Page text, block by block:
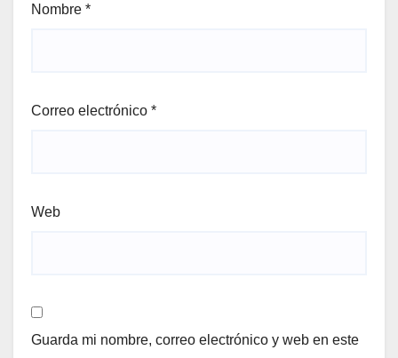
Nombre *
Correo electrónico *
Web
Guarda mi nombre, correo electrónico y web en este